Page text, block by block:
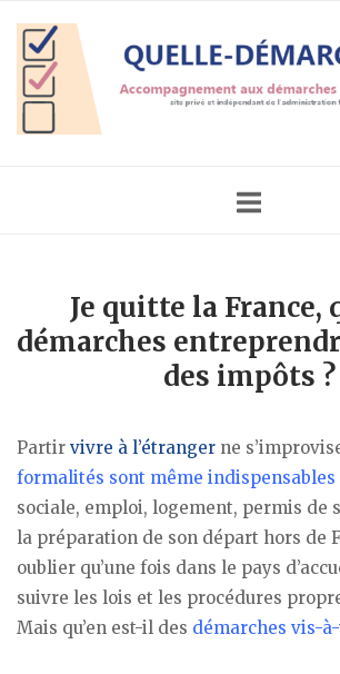
content
Home
Je quitte la France,
démarches
des impôts ?
Partir vivre à l’étranger ne
formalités sont même indispensables
sociale, emploi, logement, permis de
la préparation de son départ hors de
oublier qu’une fois dans le pays
suivre les lois et les procédures
Mais qu’en est-il des démarches vis-